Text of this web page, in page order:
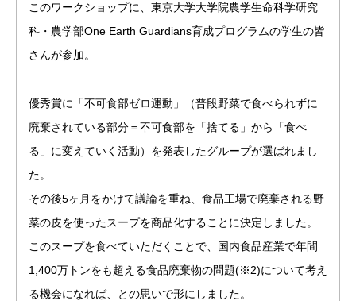
このワークショップに、東京大学大学院農学生命科学研究
科・農学部One Earth Guardians育成プログラムの学生の皆
さんが参加。
優秀賞に「不可食部ゼロ運動」（普段野菜で食べられずに
廃棄されている部分＝不可食部を「捨てる」から「食べ
る」に変えていく活動）を発表したグループが選ばれまし
た。
その後5ヶ月をかけて議論を重ね、食品工場で廃棄される野
菜の皮を使ったスープを商品化することに決定しました。
このスープを食べていただくことで、国内食品産業で年間
1,400万トンをも超える食品廃棄物の問題(※2)について考え
る機会になれば、との思いで形にしました。